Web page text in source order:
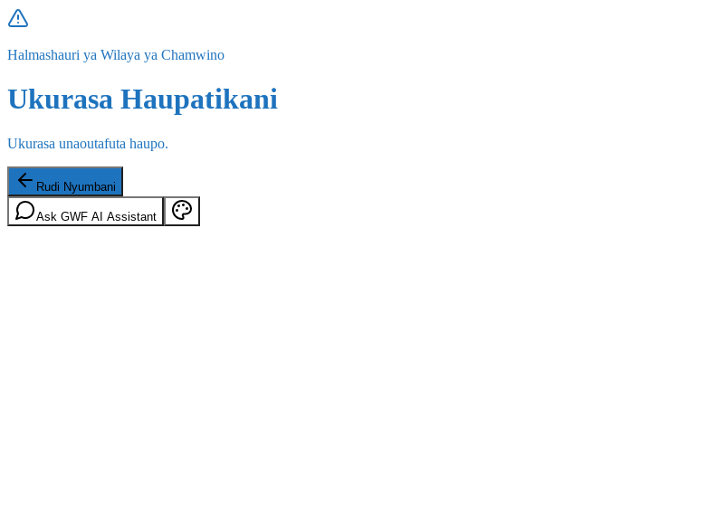
Halmashauri ya Wilaya ya Chamwino
Ukurasa Haupatikani
Ukurasa unaoutafuta haupo.
Rudi Nyumbani
Ask GWF AI Assistant